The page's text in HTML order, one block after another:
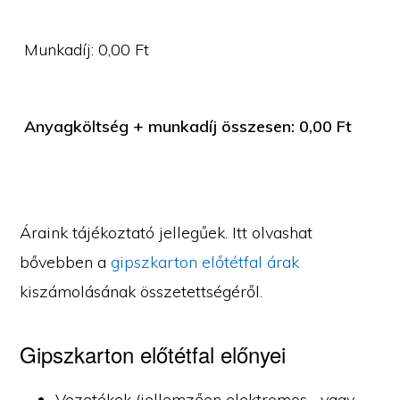
Munkadíj:0,00 Ft
Anyagköltség + munkadíj összesen: 0,00 Ft
Áraink tájékoztató jellegűek. Itt olvashat
bővebben agipszkarton előtétfal árak
kiszámolásának összetettségéről.
Gipszkarton előtétfal előnyei